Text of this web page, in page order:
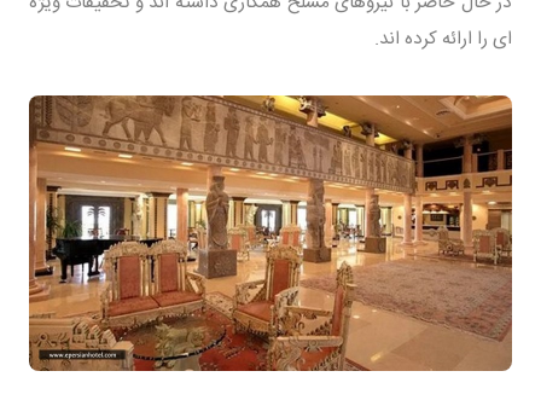
ای را ارائه کرده اند.